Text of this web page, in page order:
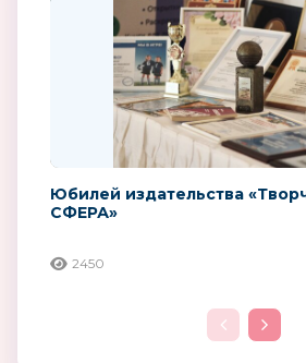
Юбилей издательства
СФЕРА»
2450